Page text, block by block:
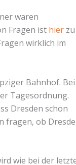
waren
Fragen ist hier zu
wirklich im
Bahnhof. Bei
Tagesordnung.
Dresden schon
fragen, ob
wie bei der